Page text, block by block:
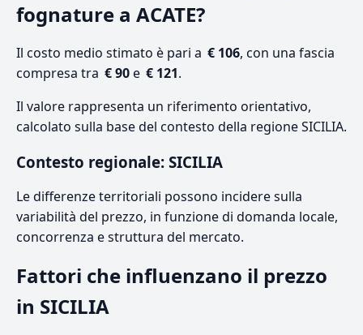
fognature a ACATE?
Il costo medio stimato è pari a € 106, con una fascia
compresa tra € 90e € 121.
Il valore rappresenta un riferimento orientativo,
calcolato sulla base del contesto della regione SICILIA.
Contesto regionale: SICILIA
Le differenze territoriali possono incidere sulla
variabilità del prezzo, in funzione di domanda locale,
concorrenza e struttura del mercato.
Fattori che influenzano il prezzo
in SICILIA